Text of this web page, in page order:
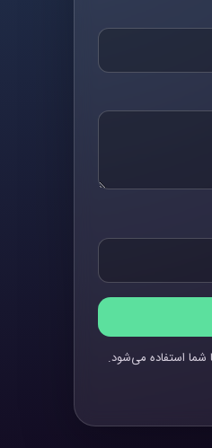
شما استفاده می‌شود.